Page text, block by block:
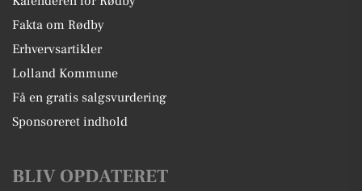
Fakta om Rødby
Erhvervsartikler
Lolland Kommune
Få en gratis salgsvurdering
Sponsoreret indhold
BLIV OPDATERET